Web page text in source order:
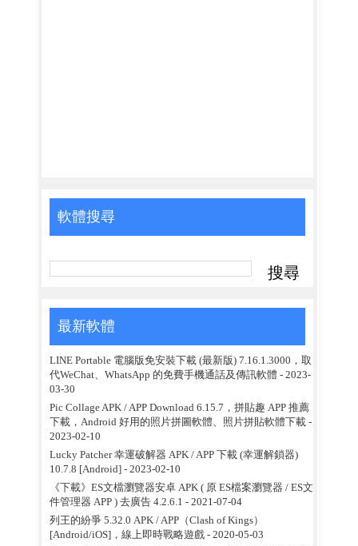
軟體搜尋
最新軟體
LINE Portable 電腦版免安裝下載 (最新版) 7.16.1.3000，取
代WeChat、WhatsApp 的免費手機通話及傳訊軟體 - 2023-
03-30
Pic Collage APK / APP Download 6.15.7，拼貼趣 APP 推薦
下載，Android 好用的照片拼圖軟體、照片拼貼軟體下載-
2023-02-10
Lucky Patcher 幸運破解器 APK / APP 下載 (幸運解鎖器)
10.7.8 [Android] - 2023-02-10
《下載》ES文檔瀏覽器安卓 APK ( 原 ES檔案瀏覽器 / ES文
件管理器 APP ) 去廣告 4.2.6.1 - 2021-07-04
列王的紛爭 5.32.0 APK / APP（Clash of Kings）
[Android/iOS]，線上即時戰略遊戲- 2020-05-03